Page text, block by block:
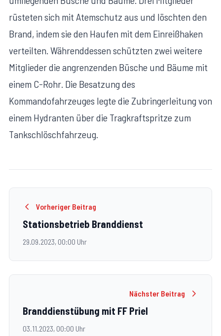
rüsteten sich mit Atemschutz aus und löschten den
Brand, indem sie den Haufen mit dem Einreißhaken
verteilten. Währenddessen schützten zwei weitere
Mitglieder die angrenzenden Büsche und Bäume mit
einem C-Rohr. Die Besatzung des
Kommandofahrzeuges legte die Zubringerleitung von
einem Hydranten über die Tragkraftspritze zum
Tankschlöschfahrzeug.
Vorheriger Beitrag
Stationsbetrieb Branddienst
29.09.2023, 00:00 Uhr
Nächster Beitrag
Branddienstübung mit FF Priel
03.11.2023, 00:00 Uhr